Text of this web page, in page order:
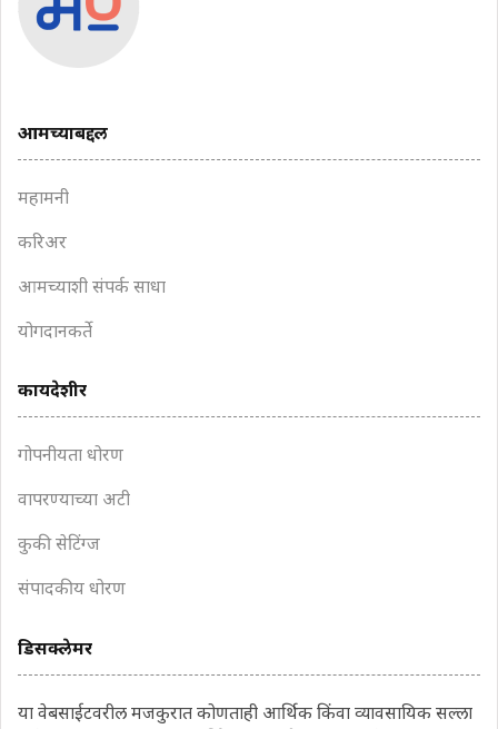
आमच्याबद्दल
महामनी
करिअर
आमच्याशी संपर्क साधा
योगदानकर्ते
कायदेशीर
गोपनीयता धोरण
वापरण्याच्या अटी
कुकी सेटिंग्ज
संपादकीय धोरण
डिसक्लेमर
या वेबसाईटवरील मजकुरात कोणताही आर्थिक किंवा व्यावसायिक सल्ला